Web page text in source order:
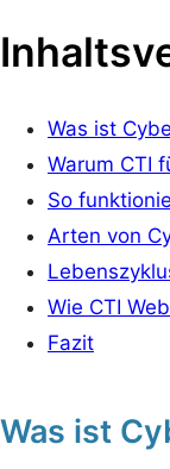
Was ist
Warum CTI
So
Arten von
Wie CTI
Fazit
Was ist